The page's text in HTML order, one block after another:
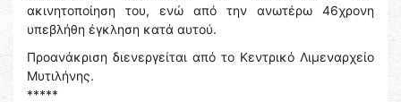
ακινητοποίηση του, ενώ από την ανωτέρω 46χρονη
υπεβλήθη έγκληση κατά αυτού.
Προανάκριση διενεργείται από το Κεντρικό Λιμεναρχείο
Μυτιλήνης.
*****